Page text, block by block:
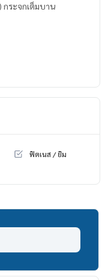
กระจกเต็มบาน
ฟิตเนส / ยิม